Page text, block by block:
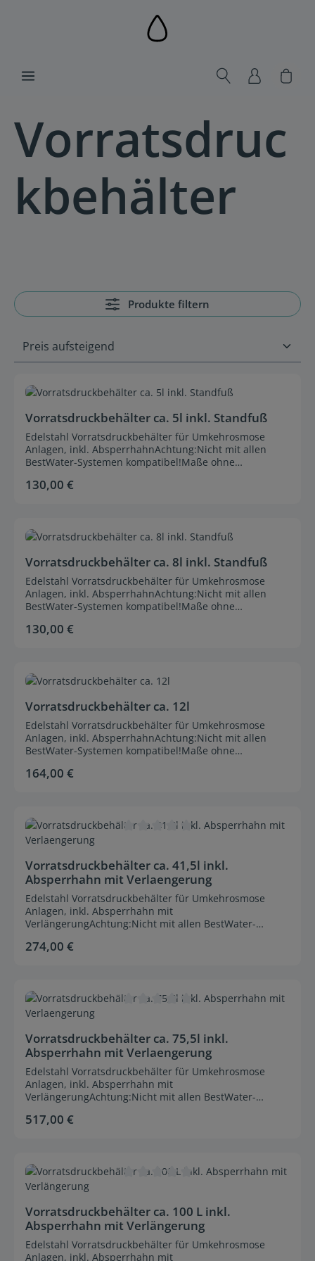
Vorratsdruc
kbehälter
Produkte filtern
Durchschnittliche Bewertung von 0 von 5 Sternen
Vorratsdruckbehälter ca. 5l inkl. Standfuß
Edelstahl Vorratsdruckbehälter für Umkehrosmose
Anlagen, inkl. AbsperrhahnAchtung:Nicht mit allen
BestWater-Systemen kompatibel!Maße ohne
Regulärer Preis:
130,00 €
Durchschnittliche Bewertung von 0 von 5 Sternen
Vorratsdruckbehälter ca. 8l inkl. Standfuß
Edelstahl Vorratsdruckbehälter für Umkehrosmose
Anlagen, inkl. AbsperrhahnAchtung:Nicht mit allen
BestWater-Systemen kompatibel!Maße ohne
Regulärer Preis:
130,00 €
Durchschnittliche Bewertung von 0 von 5 Sternen
Vorratsdruckbehälter ca. 12l
Edelstahl Vorratsdruckbehälter für Umkehrosmose
Anlagen, inkl. AbsperrhahnAchtung:Nicht mit allen
BestWater-Systemen kompatibel!Maße ohne
Regulärer Preis:
164,00 €
Durchschnittliche Bewertung von 0 von 5 Sternen
Vorratsdruckbehälter ca. 41,5l inkl.
Absperrhahn mit Verlaengerung
Edelstahl Vorratsdruckbehälter für Umkehrosmose
Anlagen, inkl. Absperrhahn mit
VerlängerungAchtung:Nicht mit allen BestWater-
Regulärer Preis:
274,00 €
Durchschnittliche Bewertung von 0 von 5 Sternen
Vorratsdruckbehälter ca. 75,5l inkl.
Absperrhahn mit Verlaengerung
Edelstahl Vorratsdruckbehälter für Umkehrosmose
Anlagen, inkl. Absperrhahn mit
VerlängerungAchtung:Nicht mit allen BestWater-
Regulärer Preis:
517,00 €
Durchschnittliche Bewertung von 0 von 5 Sternen
Vorratsdruckbehälter ca. 100 L inkl.
Absperrhahn mit Verlängerung
Edelstahl Vorratsdruckbehälter für Umkehrosmose
Anlagen, inkl. Absperrhahn mit